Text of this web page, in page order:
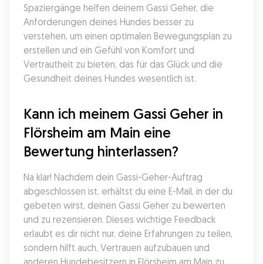
Spaziergänge helfen deinem Gassi Geher, die
Anforderungen deines Hundes besser zu
verstehen, um einen optimalen Bewegungsplan zu
erstellen und ein Gefühl von Komfort und
Vertrautheit zu bieten, das für das Glück und die
Gesundheit deines Hundes wesentlich ist.
Kann ich meinem Gassi Geher in
Flörsheim am Main eine
Bewertung hinterlassen?
Na klar! Nachdem dein Gassi-Geher-Auftrag
abgeschlossen ist, erhältst du eine E-Mail, in der du
gebeten wirst, deinen Gassi Geher zu bewerten
und zu rezensieren. Dieses wichtige Feedback
erlaubt es dir nicht nur, deine Erfahrungen zu teilen,
sondern hilft auch, Vertrauen aufzubauen und
anderen Hundebesitzern in Flörsheim am Main zu